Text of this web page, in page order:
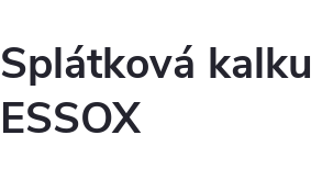
Splátková
ESSOX